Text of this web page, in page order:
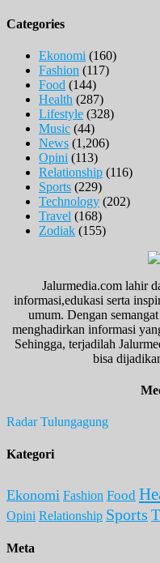
Categories
Ekonomi (160)
Fashion (117)
Food (144)
Health (287)
Lifestyle (328)
Music (44)
News (1,206)
Opini (113)
Relationship (116)
Sports (229)
Technology (202)
Travel (168)
Zodiak (155)
Jalurmedia.com lahir
informasi,edukasi serta
umum. Dengan
menghadirkan informasi
Sehingga, terjadilah
bisa
Radar Tulungagung
Kategori
Ekonomi Fashion Food
Opini Relationship Sports
Meta